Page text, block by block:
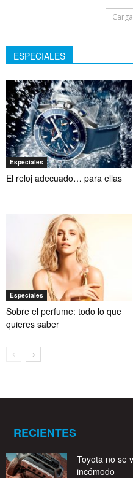
ESPECIALES
Especiales
El reloj adecuado… para ellas
Especiales
Sobre el perfume: todo lo que
quieres saber
RECIENTES
Toyota no se
incómodo